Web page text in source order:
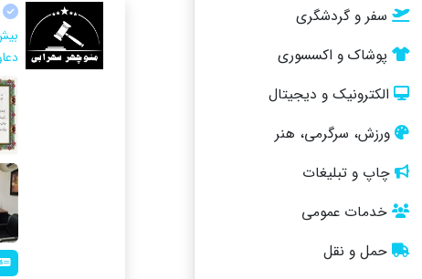
سفر و گردشگری
پوشاک و اکسسوری
الکترونیک و دیجیتال
ورزش، سرگرمی، هنر
چاپ و تبلیغات
خدمات عمومی
حمل و نقل